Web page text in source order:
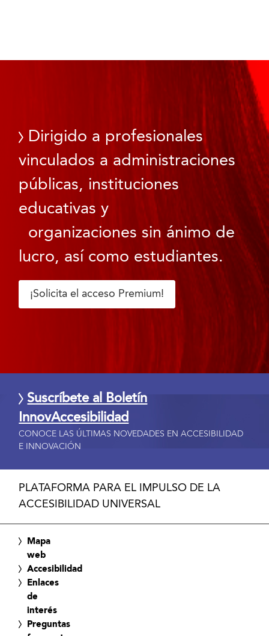
Dirigido a profesionales
vinculados a administraciones
públicas, instituciones
educativas y
organizaciones sin ánimo de
lucro, así como estudiantes.
¡Solicita el acceso Premium!
Suscríbete al Boletín
InnovAccesibilidad
CONOCE LAS ÚLTIMAS NOVEDADES EN ACCESIBILIDAD
E INNOVACIÓN
PLATAFORMA PARA EL IMPULSO DE LA
ACCESIBILIDAD UNIVERSAL
Mapa
web
Accesibilidad
Enlaces
de
interés
Preguntas